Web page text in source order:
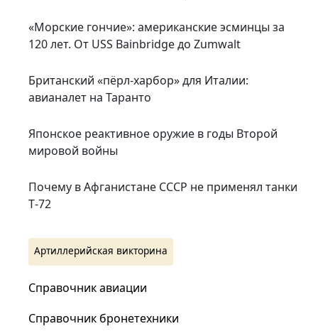
«Морские гончие»: американские эсминцы за
120 лет. От USS Bainbridge до Zumwalt
Британский «пёрл-харбор» для Италии:
авианалет на Таранто
Японское реактивное оружие в годы Второй
мировой войны
Почему в Афганистане СССР не применял танки
Т‑72
Артиллерийская викторина
Справочник авиации
Справочник бронетехники